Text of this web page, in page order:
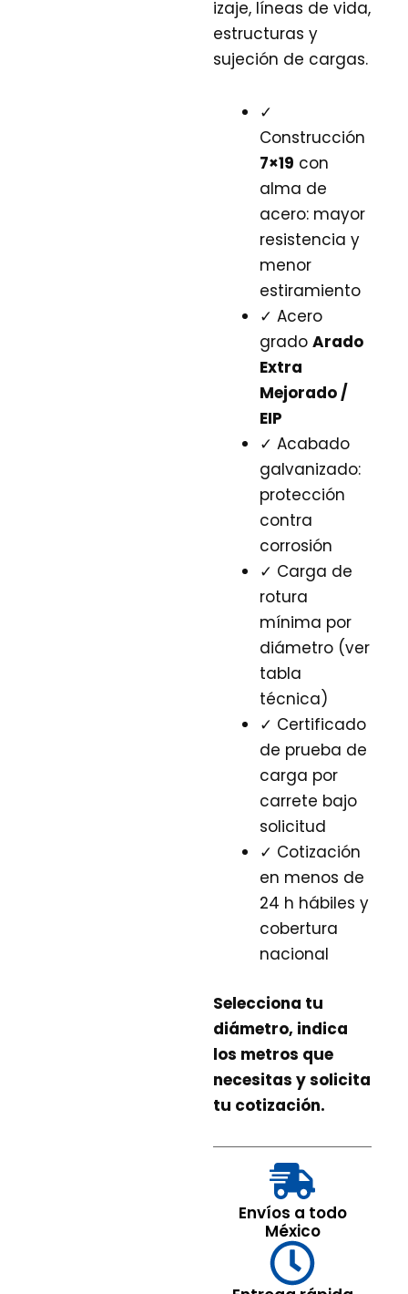
izaje, líneas de vida,
estructuras y
sujeción de cargas.
✓
Construcción
7×19 con
alma de
acero: mayor
resistencia y
menor
estiramiento
✓ Acero
grado Arado
Extra
Mejorado /
EIP
✓ Acabado
galvanizado:
protección
contra
corrosión
✓ Carga de
rotura
mínima por
diámetro (ver
tabla
técnica)
✓ Certificado
de prueba de
carga por
carrete bajo
solicitud
✓ Cotización
en menos de
24 h hábiles y
cobertura
nacional
Selecciona tu
diámetro, indica
los metros que
necesitas y solicita
tu cotización.
Envíos a todo
México